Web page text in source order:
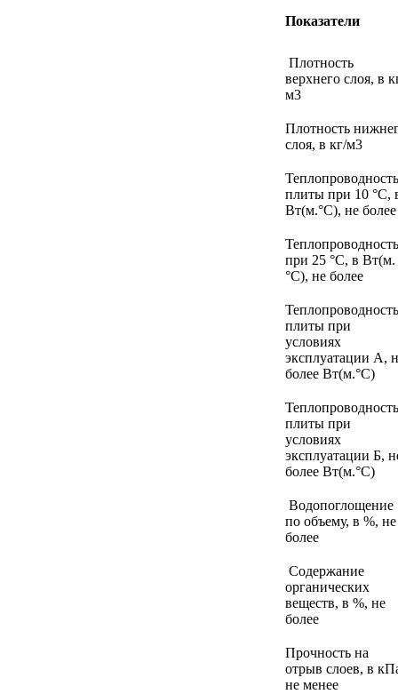
Показатели
Плотность
верхнего слоя, в
м3
Плотность
слоя, в кг/м3
Теплопроводность
плиты при 10 °С,
Вт(м.°С), не более
Теплопроводность
при 25 °С, в Вт(м.
°С), не более
Теплопроводность
плиты при
условиях
эксплуатации А,
более Вт(м.°С)
Теплопроводность
плиты при
условиях
эксплуатации Б,
более Вт(м.°С)
Водопоглощение
по объему, в %, не
более
Содержание
органических
веществ, в %, не
более
Прочность на
отрыв слоев, в
не менее